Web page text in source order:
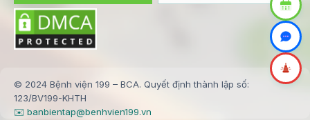
© 2024 Bệnh viện 199 – BCA. Quyết định thành lập số:
123/BV199-KHTH
✉️ banbientap@benhvien199.vn